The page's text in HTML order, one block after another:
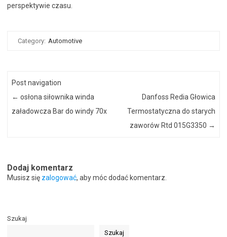
perspektywie czasu.
Category: Automotive
Post navigation
← osłona siłownika winda
załadowcza Bar do windy 70x
Danfoss Redia Głowica
Termostatyczna do starych
zaworów Rtd 015G3350 →
Dodaj komentarz
Musisz się zalogować, aby móc dodać komentarz.
Szukaj
Szukaj